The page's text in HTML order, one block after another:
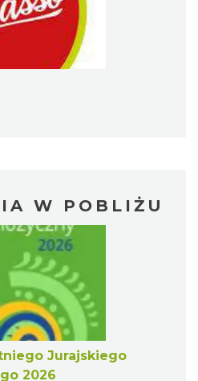
W POBLIŻU
Jurajskiego
2026